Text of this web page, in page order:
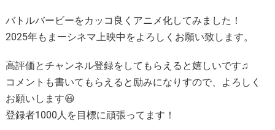
バトルバービーをカッコ良くアニメ化してみました！
2025年もまーシネマ上映中をよろしくお願い致します。
高評価とチャンネル登録をしてもらえると嬉しいです♫
コメントも書いてもらえると励みになりすので、よろしく
お願いします😃
登録者1000人を目標に頑張ってます！